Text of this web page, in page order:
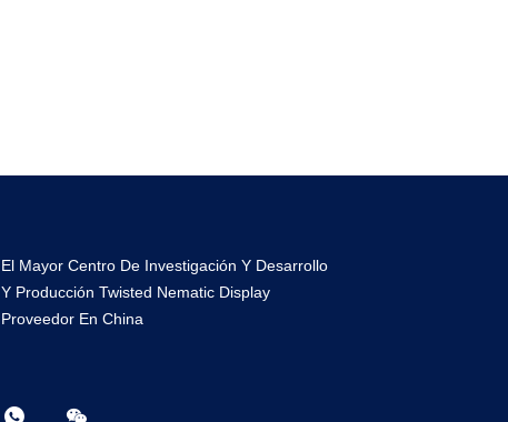
El Mayor Centro De Investigación Y Desarrollo
Y Producción Twisted Nematic Display
Proveedor En China